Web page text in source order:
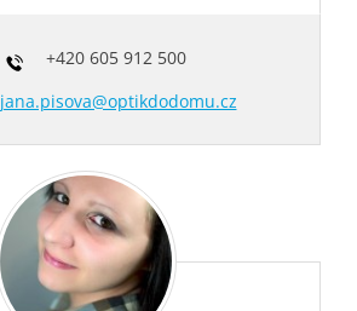
+420 605 912 500
jana.pisova@optikdodomu.cz